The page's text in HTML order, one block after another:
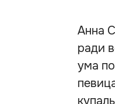
Анна
ради
ума